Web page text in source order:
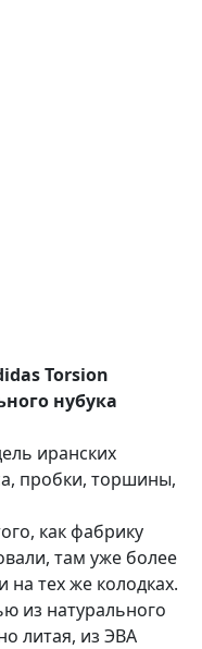
Torsion
нубука
иранских
пробки, торшины,
как фабрику
там уже более
на тех же колодках.
из натурального
литая, из ЭВА